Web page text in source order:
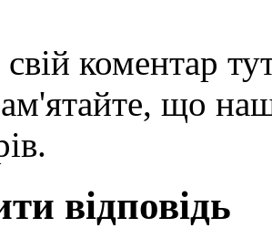
коментар
що
відповідь